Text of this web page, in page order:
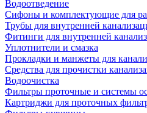
Водоотведение
Сифоны и комплектующие для
Трубы для внутренней
Фитинги для внутренней
Уплотнители и смазка
Прокладки и манжеты для
Средства для прочистки
Водоочистка
Фильтры проточные и системы
Картриджи для проточных